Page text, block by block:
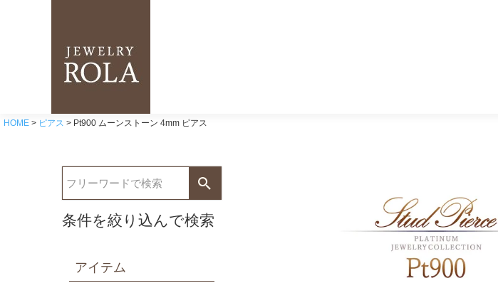
HOME ピアス Pt900 ムーンストーン 4mm ピアス
条件を絞り込んで検索
アイテム